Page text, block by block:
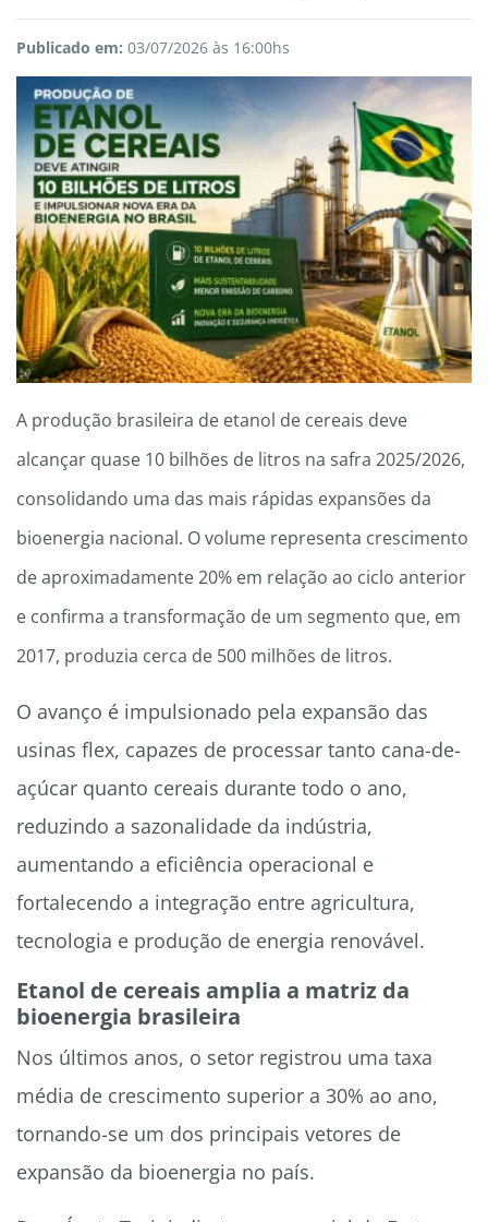
Publicado em: 03/07/2026 às 16:00hs
A produção brasileira de etanol de cereais deve
alcançar quase 10 bilhões de litros na safra 2025/2026,
consolidando uma das mais rápidas expansões da
bioenergia nacional. O volume representa crescimento
de aproximadamente 20% em relação ao ciclo anterior
e confirma a transformação de um segmento que, em
2017, produzia cerca de 500 milhões de litros.
O avanço é impulsionado pela expansão das
usinas flex, capazes de processar tanto cana-de-
açúcar quanto cereais durante todo o ano,
reduzindo a sazonalidade da indústria,
aumentando a eficiência operacional e
fortalecendo a integração entre agricultura,
tecnologia e produção de energia renovável.
Etanol de cereais amplia a matriz da
bioenergia brasileira
Nos últimos anos, o setor registrou uma taxa
média de crescimento superior a 30% ao ano,
tornando-se um dos principais vetores de
expansão da bioenergia no país.